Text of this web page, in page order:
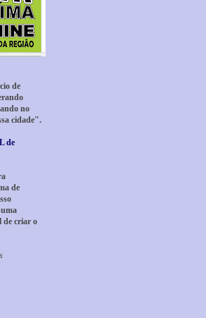
de
no
cidade".
de
de
de criar o